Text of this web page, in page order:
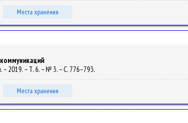
Места хранения
2019. – Т. 6. – № 3. – С. 776–793.
Места хранения